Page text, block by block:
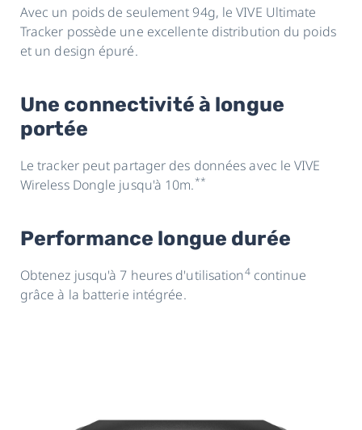
Avec un poids de seulement 94g, le VIVE Ultimate
Tracker possède une excellente distribution du poids
et un design épuré.
Une connectivité à longue
portée
Le tracker peut partager des données avec le VIVE
Wireless Dongle jusqu'à 10m.**
Performance longue durée
Obtenez jusqu'à 7 heures d'utilisation4continue
grâce à la batterie intégrée.